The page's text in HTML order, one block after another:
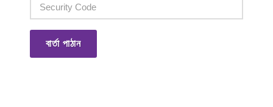
বার্তা পাঠান